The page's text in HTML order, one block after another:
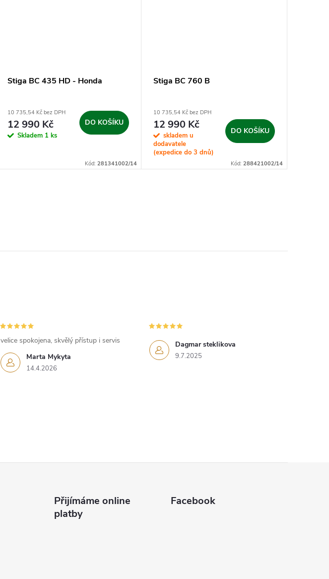
Stiga BC 435 HD - Honda
10 735,54 Kč bez DPH
12 990 Kč
Skladem 1 ks
DO KOŠÍKU
Kód: 281341002/14
Stiga BC 760 B
10 735,54 Kč bez DPH
12 990 Kč
skladem u
dodavatele
(expedice do 3 dnů)
DO KOŠÍKU
Kód: 288421002/14
Marta Mykyta
14.4.2026
velice spokojena, skvělý přístup i servis Dagmar steklikova
9.7.2025
Přijímáme online
platby
Facebook